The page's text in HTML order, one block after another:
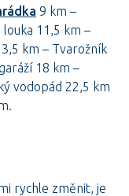
9 km –
11,5 km –
km – Tvarožník
18 km –
vodopád 22,5 km
rychle změnit, je